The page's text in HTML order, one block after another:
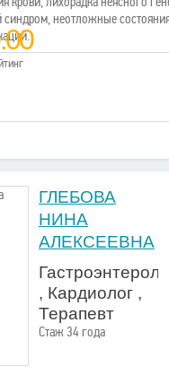
неотложные
.00
ГЛЕБОВА
НИНА
АЛЕКСЕЕВНА
Гастроэнтеролог
, Кардиолог ,
Терапевт
Стаж 34 года